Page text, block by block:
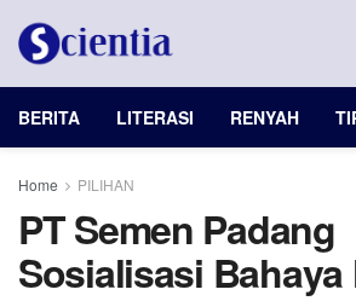
BERITA LITERASI RENYAH
Home PILIHAN
PT Semen Padang
Sosialisasi Bahaya